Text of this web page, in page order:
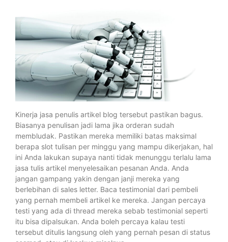
Kinerja jasa penulis artikel blog tersebut pastikan bagus.
Biasanya penulisan jadi lama jika orderan sudah
membludak. Pastikan mereka memiliki batas maksimal
berapa slot tulisan per minggu yang mampu dikerjakan, hal
ini Anda lakukan supaya nanti tidak menunggu terlalu lama
jasa tulis artikel menyelesaikan pesanan Anda. Anda
jangan gampang yakin dengan janji mereka yang
berlebihan di sales letter. Baca testimonial dari pembeli
yang pernah membeli artikel ke mereka. Jangan percaya
testi yang ada di thread mereka sebab testimonial seperti
itu bisa dipalsukan. Anda boleh percaya kalau testi
tersebut ditulis langsung oleh yang pernah pesan di status